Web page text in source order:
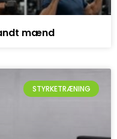
mænd
STYRKETRÆNING